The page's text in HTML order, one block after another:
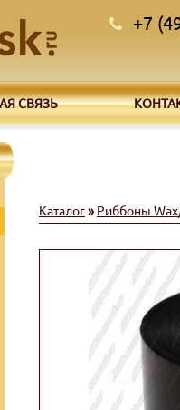
+7
СВЯЗЬ
Каталог» Риббоны